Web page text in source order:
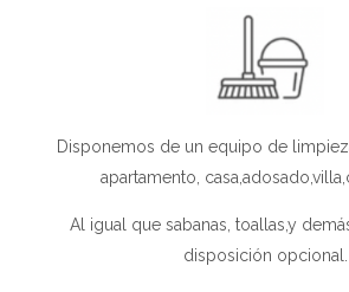
Disponemos de un equipo de
apartamento,
Al igual que sabanas, toallas,y
disposición opcional.